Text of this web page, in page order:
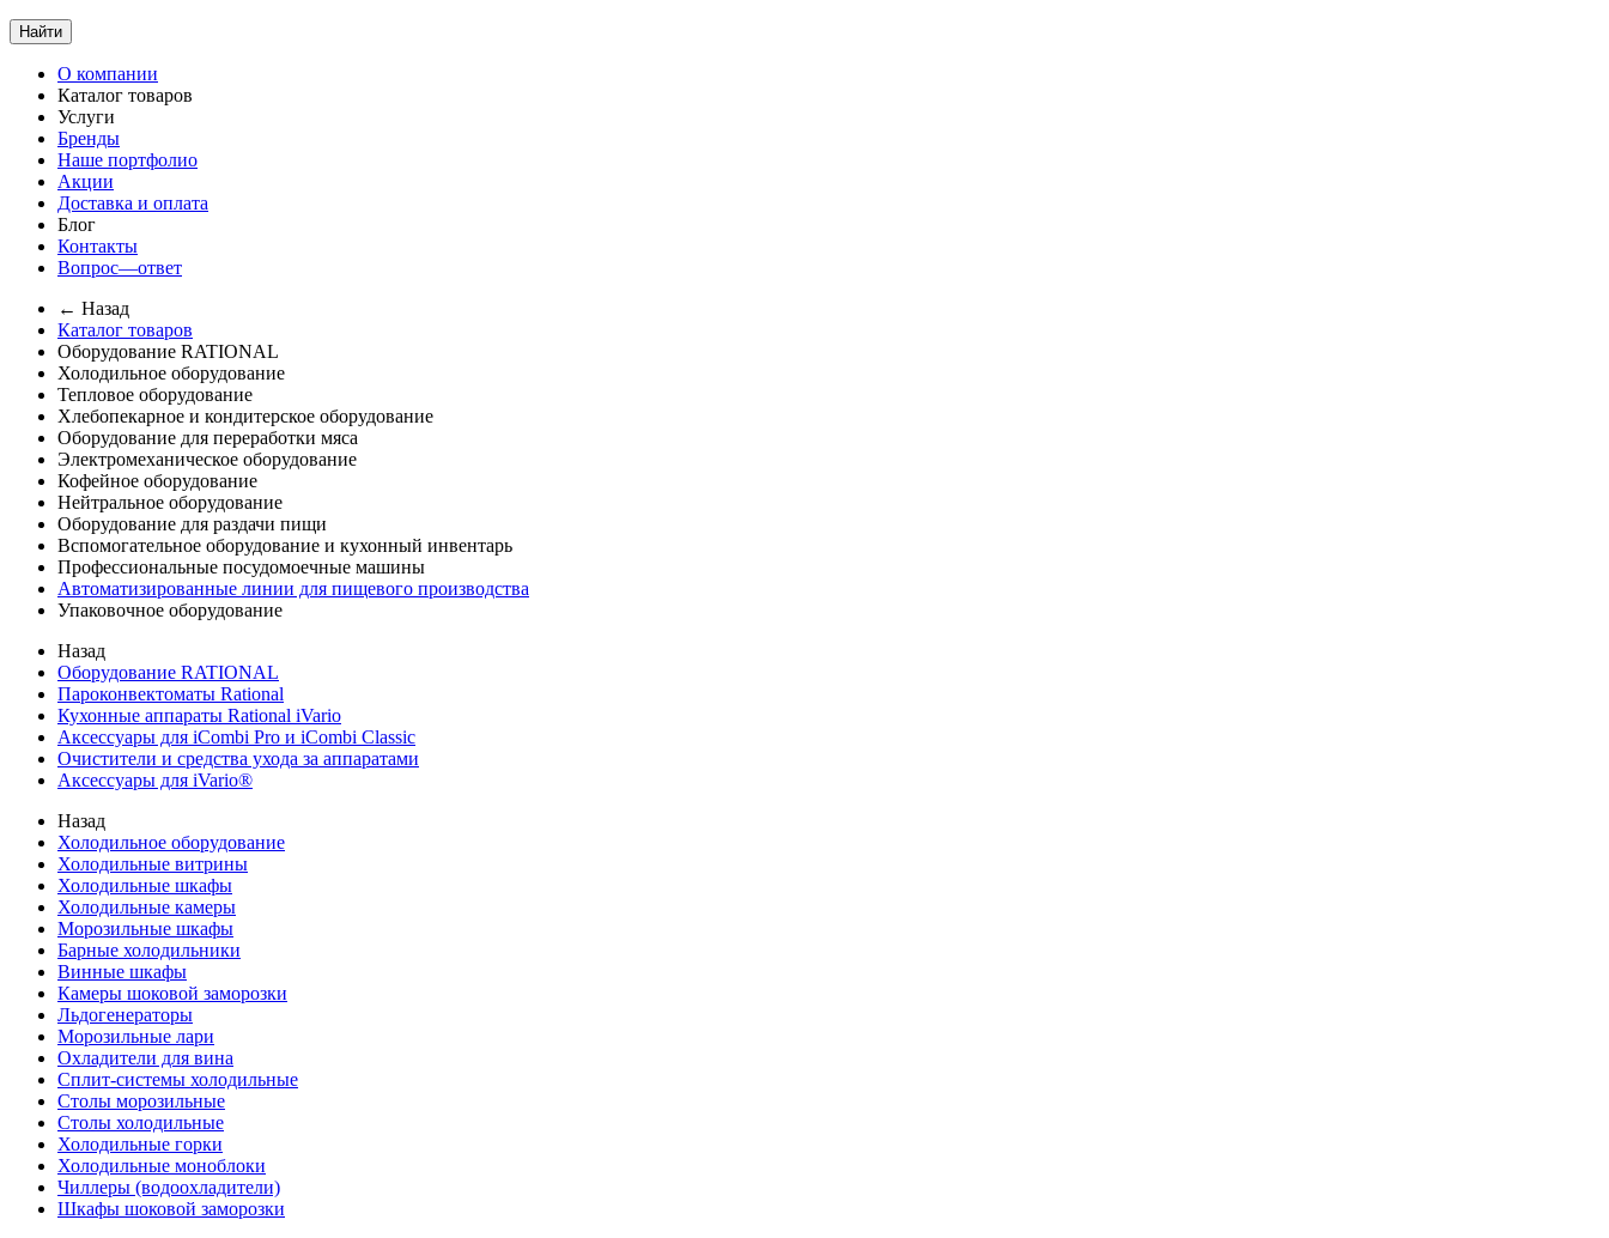
Найти
О компании
Каталог товаров
Услуги
Бренды
Наше портфолио
Акции
Доставка и оплата
Блог
Контакты
Вопрос—ответ
← Назад
Каталог товаров
Оборудование RATIONAL
Холодильное оборудование
Тепловое оборудование
Хлебопекарное и кондитерское оборудование
Оборудование для переработки мяса
Электромеханическое оборудование
Кофейное оборудование
Нейтральное оборудование
Оборудование для раздачи пищи
Вспомогательное оборудование и кухонный инвентарь
Профессиональные посудомоечные машины
Автоматизированные линии для пищевого производства
Упаковочное оборудование
Назад
Оборудование RATIONAL
Пароконвектоматы Rational
Кухонные аппараты Rational iVario
Аксессуары для iCombi Pro и iCombi Classic
Очистители и средства ухода за аппаратами
Аксессуары для iVario®
Назад
Холодильное оборудование
Холодильные витрины
Холодильные шкафы
Холодильные камеры
Морозильные шкафы
Барные холодильники
Винные шкафы
Камеры шоковой заморозки
Льдогенераторы
Морозильные лари
Охладители для вина
Сплит-системы холодильные
Столы морозильные
Столы холодильные
Холодильные горки
Холодильные моноблоки
Чиллеры (водоохладители)
Шкафы шоковой заморозки